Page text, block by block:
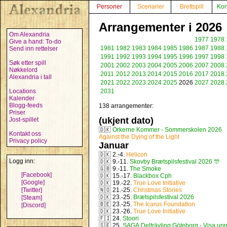
Om Alexandria
Give a hand: To-do
Send inn rettelser
Søk etter spill
Nøkkelord
Alexandria i tall
Locations
Kalender
Blogg-feeds
Priser
Jost-spillet
Kontakt oss
Privacy policy
Logg inn:
[Facebook]
[Google]
[Twitter]
[Steam]
[Discord]
Personer Scenarier Brettspill
Arrangementer i 2026
1977 1978
1981 1982 1983 1984 1985 1986 1987 1988
1991 1992 1993 1994 1995 1996 1997 1998
2001 2002 2003 2004 2005 2006 2007 2008
2011 2012 2013 2014 2015 2016 2017 2018
2021 2022 2023 2024 2025 2026 2027 2028
2031
138 arrangementer:
(ukjent dato)
🇩🇰 Orkerne Kommer - Sommerskolen 2026
Against the Dying of the Light
Januar
🇩🇰 2.-4. Helicon
🇩🇰 9.-11. Skovby Brætspilsfestival 2026 🎊
🇬🇧 9.-11. The Smoke
🇩🇰 15.-17. Blackbox Cph
🇩🇰 19.-22. True Love Initiative
🇳🇴 21.-25. Christmas Stories
🇩🇰 23.-25. Brætspilsfestival 2026
🇧🇪 23.-25. The Icarus Foundation
🇩🇰 23.-26. True Love Initiative
🇫🇮 24. Stoori
🇸🇪 25. SAGA Delträvling Göteborg - Visa